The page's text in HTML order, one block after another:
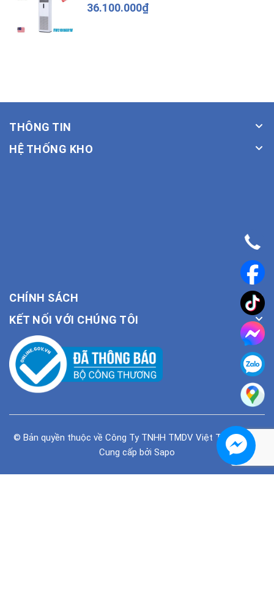
36.100.000₫
THÔNG TIN
HỆ THỐNG KHO
CHÍNH SÁCH
KẾT NỐI VỚI CHÚNG TÔI
© Bản quyền thuộc về Công Ty TNHH TMDV Việt Tiên Phong
Cung cấp bởi Sapo